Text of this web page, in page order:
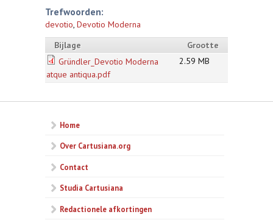
Trefwoorden:
devotio, Devotio Moderna
Bijlage
Grootte
Gründler_Devotio Moderna
atque antiqua.pdf
2.59 MB
Home
Over Cartusiana.org
Contact
Studia Cartusiana
Redactionele afkortingen